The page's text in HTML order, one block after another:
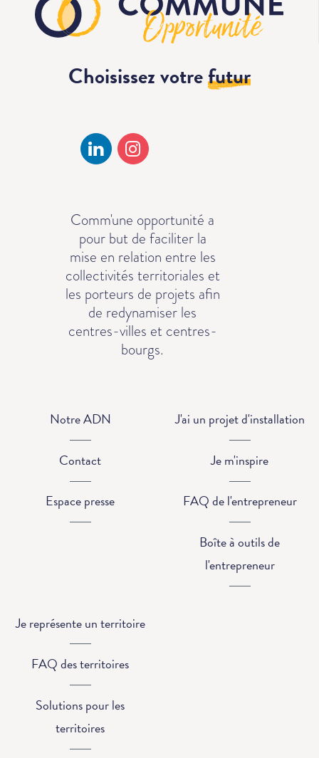
Choisissez votrefutur
Comm'une opportunité a
pour but de faciliter la
mise en relation entre les
collectivités territoriales et
les porteurs de projets afin
de redynamiser les
centres-villes et centres-
bourgs.
Notre ADN
Contact
Espace presse
J'ai un projet d'installation
Je m'inspire
FAQ de l'entrepreneur
Boîte à outils de
l'entrepreneur
Je représente un territoire
FAQ des territoires
Solutions pour les
territoires